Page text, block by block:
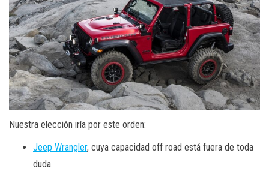
Nuestra elección iría por este orden:
Jeep Wrangler, cuya capacidad off road está fuera de toda
duda.